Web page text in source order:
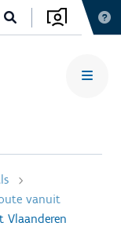
vanuit
Vlaanderen